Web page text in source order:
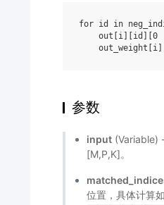
for id in
out[i][id][0
参数
input (Variable)
[M,P,K]。
位置，具体计算